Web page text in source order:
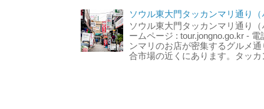
ソウル東大門タッカンマリ通り
ソウル東大門タッカンマリ通り
ームページ : tour.jongno.go.kr -
ンマリのお店が密集するグルメ
合市場の近くにあります。タッ